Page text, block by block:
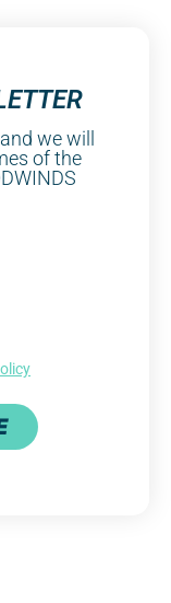
we will
of the